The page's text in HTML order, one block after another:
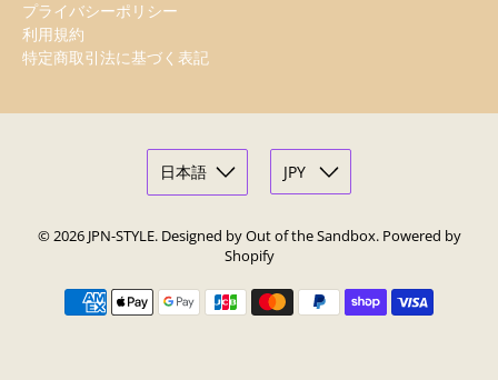
プライバシーポリシー
利用規約
特定商取引法に基づく表記
© 2026 JPN-STYLE. Designed by Out of the Sandbox. Powered by
Shopify